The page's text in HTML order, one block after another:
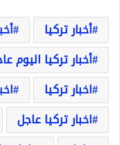
أخبار تركيا
أخبار تركيا اليوم
اخبار تركيا
اخبار تركيا عاجل